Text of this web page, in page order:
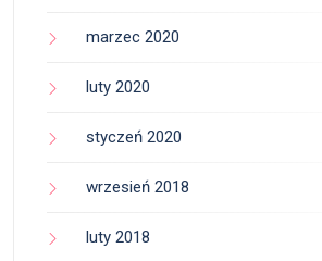
marzec 2020
luty 2020
styczeń 2020
wrzesień 2018
luty 2018